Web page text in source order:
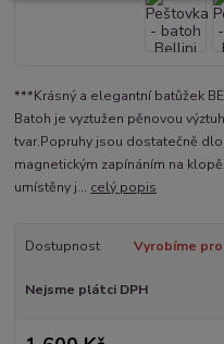
***Krásný a elegantní batůžek
Batoh je vyztužen pěnovou
tvar.Popruhy jsou dostatečně
magnetickým zapínáním na
umístěny j... celý popis
Dostupnost Vyrobíme pro
Nejsme plátci DPH